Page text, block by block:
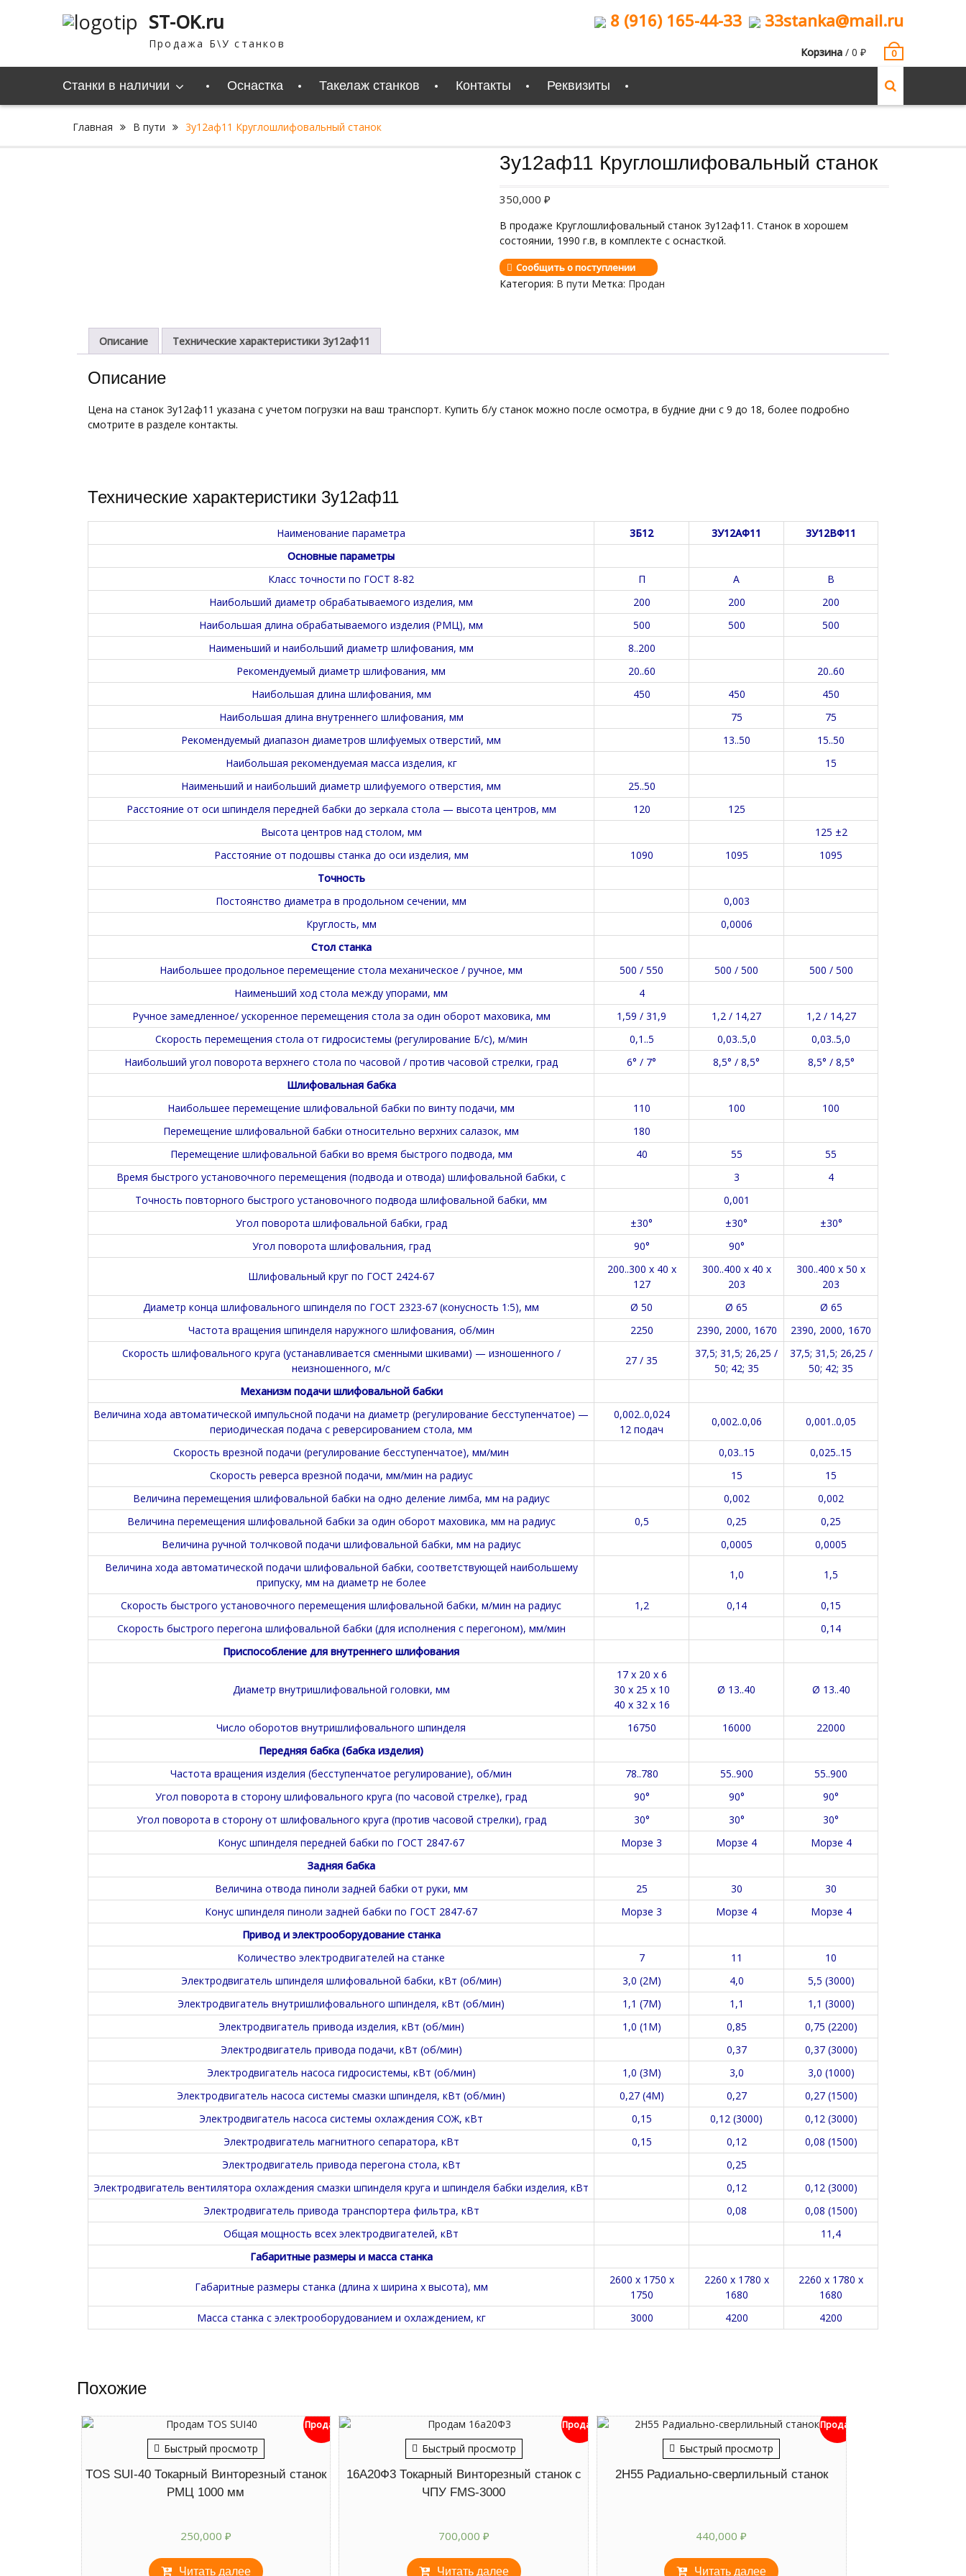
ST-OK.ru
Продажа Б\У станков
8 (916) 165-44-33 33stanka@mail.ru
Корзина / 0 ₽ 0
Станки в наличии Оснастка Такелаж станков Контакты Реквизиты
Главная В пути 3у12аф11 Круглошлифовальный станок
3у12аф11 Круглошлифовальный станок
350,000 ₽
В продаже Круглошлифовальный станок 3у12аф11. Станок в хорошем
состоянии, 1990 г.в, в комплекте с оснасткой.
Сообщить о поступлении
Категория: В пути Метка: Продан
Описание Технические характеристики 3у12аф11
Описание
Цена на станок 3у12аф11 указана с учетом погрузки на ваш транспорт. Купить б/у станок можно после осмотра, в будние дни с 9 до 18, более подробно
смотрите в разделе контакты.
Технические характеристики 3у12аф11
Наименование параметра 3Б12 3У12АФ11
3У12ВФ11
Основные параметры
Класс точности по ГОСТ 8-82
П А
В
Наибольший диаметр обрабатываемого изделия, мм
200 200
200
Наибольшая длина обрабатываемого изделия (РМЦ), мм
500 500
500
Наименьший и наибольший диаметр шлифования, мм
8..200
Рекомендуемый диаметр шлифования, мм
20..60
20..60
Наибольшая длина шлифования, мм
450 450
450
Наибольшая длина внутреннего шлифования, мм
75
75
Рекомендуемый диапазон диаметров шлифуемых отверстий, мм
13..50
15..50
Наибольшая рекомендуемая масса изделия, кг
15
Наименьший и наибольший диаметр шлифуемого отверстия, мм
25..50
Расстояние от оси шпинделя передней бабки до зеркала стола — высота центров, мм
120
125
Высота центров над столом, мм
125 ±2
Расстояние от подошвы станка до оси изделия, мм
1090 1095
1095
Точность
Постоянство диаметра в продольном сечении, мм
0,003
Круглость, мм
0,0006
Стол станка
Наибольшее продольное перемещение стола механическое / ручное, мм
500 / 550 500 / 500
500 / 500
Наименьший ход стола между упорами, мм
4
Ручное замедленное/ ускоренное перемещения стола за один оборот маховика, мм
1,59 / 31,9 1,2 / 14,27
1,2 / 14,27
Скорость перемещения стола от гидросистемы (регулирование Б/с), м/мин
0,1..5 0,03..5,0
0,03..5,0
Наибольший угол поворота верхнего стола по часовой / против часовой стрелки, град
6° / 7° 8,5° / 8,5°
8,5° / 8,5°
Шлифовальная бабка
Наибольшее перемещение шлифовальной бабки по винту подачи, мм
110 100
100
Перемещение шлифовальной бабки относительно верхних салазок, мм
180
Перемещение шлифовальной бабки во время быстрого подвода, мм
40 55
55
Время быстрого установочного перемещения (подвода и отвода) шлифовальной бабки, с
3
4
Точность повторного быстрого установочного подвода шлифовальной бабки, мм
0,001
Угол поворота шлифовальной бабки, град
±30° ±30°
±30°
Угол поворота шлифовальния, град
90° 90°
Шлифовальный круг по ГОСТ 2424-67
200..300 х 40 х
127
300..400 х 40 х
203
300..400 х 50 х
203
Диаметр конца шлифовального шпинделя по ГОСТ 2323-67 (конусность 1:5), мм
Ø 50 Ø 65
Ø 65
Частота вращения шпинделя наружного шлифования, об/мин
2250 2390, 2000, 1670
2390, 2000, 1670
Скорость шлифовального круга (устанавливается сменными шкивами) — изношенного /
неизношенного, м/с
27 / 35
37,5; 31,5; 26,25 /
50; 42; 35
37,5; 31,5; 26,25 /
50; 42; 35
Механизм подачи шлифовальной бабки
Величина хода автоматической импульсной подачи на диаметр (регулирование бесступенчатое) —
периодическая подача с реверсированием стола, мм
0,002..0,024
12 подач
0,002..0,06 0,001..0,05
Скорость врезной подачи (регулирование бесступенчатое), мм/мин 0,03..15
0,025..15
Скорость реверса врезной подачи, мм/мин на радиус
15
15
Величина перемещения шлифовальной бабки на одно деление лимба, мм на радиус
0,002
0,002
Величина перемещения шлифовальной бабки за один оборот маховика, мм на радиус
0,5 0,25
0,25
Величина ручной толчковой подачи шлифовальной бабки, мм на радиус
0,0005
0,0005
Величина хода автоматической подачи шлифовальной бабки, соответствующей наибольшему
припуску, мм на диаметр не более
1,0 1,5
Скорость быстрого установочного перемещения шлифовальной бабки, м/мин на радиус 1,2 0,14
0,15
Скорость быстрого перегона шлифовальной бабки (для исполнения с перегоном), мм/мин
0,14
Приспособление для внутреннего шлифования
Диаметр внутришлифовальной головки, мм
17 х 20 х 6
30 х 25 х 10
40 х 32 х 16
Ø 13..40 Ø 13..40
Число оборотов внутришлифовального шпинделя 16750 16000
22000
Передняя бабка (бабка изделия)
Частота вращения изделия (бесступенчатое регулирование), об/мин
78..780 55..900
55..900
Угол поворота в сторону шлифовального круга (по часовой стрелке), град
90° 90°
90°
Угол поворота в сторону от шлифовального круга (против часовой стрелки), град
30° 30°
30°
Конус шпинделя передней бабки по ГОСТ 2847-67
Морзе 3 Морзе 4
Морзе 4
Задняя бабка
Величина отвода пиноли задней бабки от руки, мм
25 30
30
Конус шпинделя пиноли задней бабки по ГОСТ 2847-67
Морзе 3 Морзе 4
Морзе 4
Привод и электрооборудование станка
Количество электродвигателей на станке
7 11
10
Электродвигатель шпинделя шлифовальной бабки, кВт (об/мин)
3,0 (2М) 4,0
5,5 (3000)
Электродвигатель внутришлифовального шпинделя, кВт (об/мин)
1,1 (7М) 1,1
1,1 (3000)
Электродвигатель привода изделия, кВт (об/мин)
1,0 (1М) 0,85
0,75 (2200)
Электродвигатель привода подачи, кВт (об/мин)
0,37
0,37 (3000)
Электродвигатель насоса гидросистемы, кВт (об/мин)
1,0 (3М) 3,0
3,0 (1000)
Электродвигатель насоса системы смазки шпинделя, кВт (об/мин)
0,27 (4М) 0,27
0,27 (1500)
Электродвигатель насоса системы охлаждения СОЖ, кВт
0,15 0,12 (3000)
0,12 (3000)
Электродвигатель магнитного сепаратора, кВт
0,15 0,12
0,08 (1500)
Электродвигатель привода перегона стола, кВт
0,25
Электродвигатель вентилятора охлаждения смазки шпинделя круга и шпинделя бабки изделия, кВт
0,12
0,12 (3000)
Электродвигатель привода транспортера фильтра, кВт
0,08
0,08 (1500)
Общая мощность всех электродвигателей, кВт
11,4
Габаритные размеры и масса станка
Габаритные размеры станка (длина х ширина х высота), мм
2600 х 1750 х
1750
2260 х 1780 х
1680
2260 х 1780 х
1680
Масса станка с электрооборудованием и охлаждением, кг
3000 4200 4200
Похожие
Быстрый просмотр
Продан
TOS SUI-40 Токарный Винторезный станок
РМЦ 1000 мм
250,000 ₽
Читать далее
Быстрый просмотр
Продан
16А20Ф3 Токарный Винторезный станок с
ЧПУ FMS-3000
700,000 ₽
Читать далее
Быстрый просмотр
Продан
2Н55 Радиально-сверлильный станок
440,000₽
Читать далее